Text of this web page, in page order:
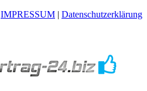
IMPRESSUM | Datenschutzerklärung